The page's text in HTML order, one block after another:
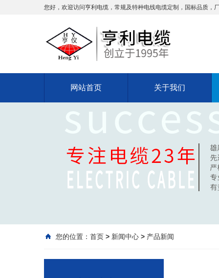
您好，欢迎访问亨利电缆，常规及特种电线电缆定制，国标品质，
网站首页 关于我们
您的位置： 首页 > 新闻中心 > 产品新闻